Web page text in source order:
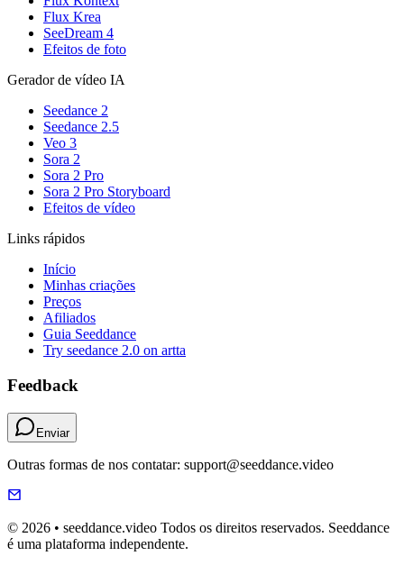
Flux Krea
SeeDream 4
Efeitos de foto
Gerador de vídeo IA
Seedance 2
Seedance 2.5
Veo 3
Sora 2
Sora 2 Pro
Sora 2 Pro Storyboard
Efeitos de vídeo
Links rápidos
Início
Minhas criações
Preços
Afiliados
Guia Seeddance
Try seedance 2.0 on artta
Feedback
Enviar
Outras formas de nos contatar: support@seeddance.video
© 2026 • seeddance.video Todos os direitos reservados. Seeddance
é uma plataforma independente.